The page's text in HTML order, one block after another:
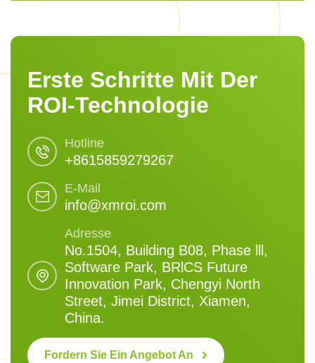
Erste Schritte Mit Der
ROI-Technologie
Hotline
+8615859279267
E-Mail
info@xmroi.com
Adresse
No.1504, Building B08, Phase lll,
Software Park, BRlCS Future
Innovation Park, Chengyi North
Street, Jimei District, Xiamen,
China.
Fordern Sie Ein Angebot An